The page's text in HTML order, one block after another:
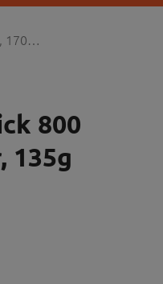
170…
800
135g